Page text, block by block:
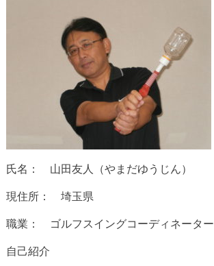
氏名： 山田友人（やまだゆうじん）
現住所： 埼玉県
職業： ゴルフスイングコーディネーター
自己紹介